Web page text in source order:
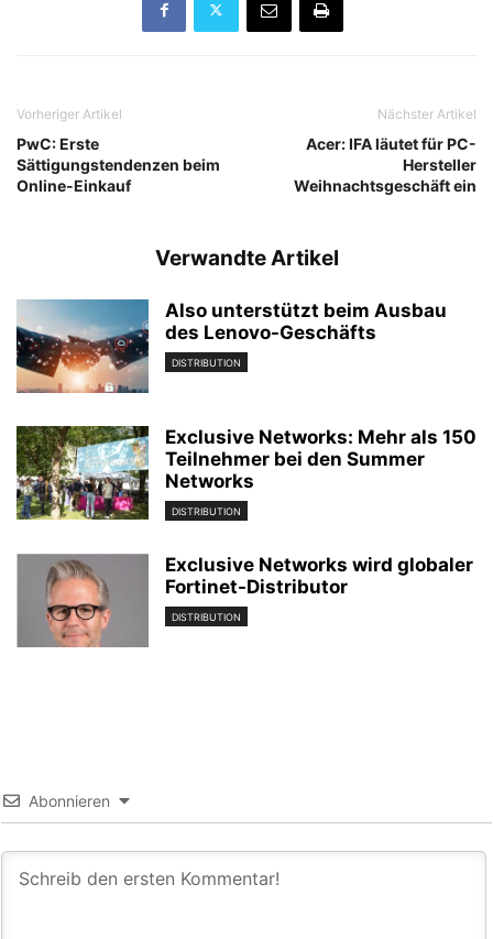
Vorheriger Artikel
PwC: Erste
Sättigungstendenzen beim
Online-Einkauf
Nächster Artikel
Acer: IFA läutet für PC-
Hersteller
Weihnachtsgeschäft ein
Verwandte Artikel
Also unterstützt beim Ausbau
des Lenovo-Geschäfts
DISTRIBUTION
Exclusive Networks: Mehr als 150
Teilnehmer bei den Summer
Networks
DISTRIBUTION
Exclusive Networks wird globaler
Fortinet-Distributor
DISTRIBUTION
Abonnieren